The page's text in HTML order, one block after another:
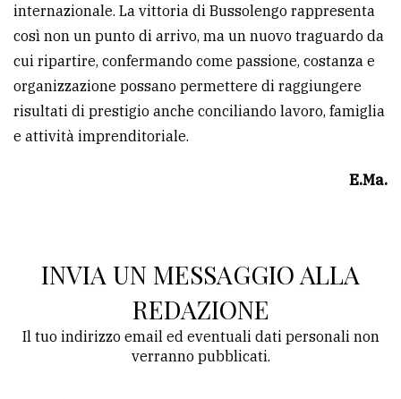
internazionale. La vittoria di Bussolengo rappresenta
così non un punto di arrivo, ma un nuovo traguardo da
cui ripartire, confermando come passione, costanza e
organizzazione possano permettere di raggiungere
risultati di prestigio anche conciliando lavoro, famiglia
e attività imprenditoriale.
E.Ma.
INVIA UN MESSAGGIO ALLA
REDAZIONE
Il tuo indirizzo email ed eventuali dati personali non
verranno pubblicati.